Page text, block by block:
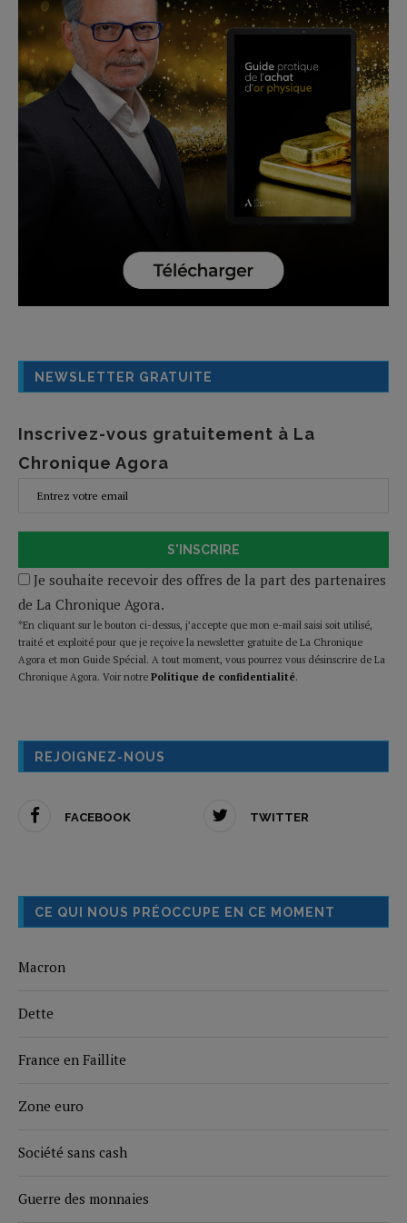
NEWSLETTER GRATUITE
Inscrivez-vous gratuitement à La
Chronique Agora
S'INSCRIRE
Je souhaite recevoir des offres de la part des partenaires
de La Chronique Agora.
*En cliquant sur le bouton ci-dessus, j’accepte que mon e-mail saisi soit utilisé,
traité et exploité pour que je reçoive la newsletter gratuite de La Chronique
Agora et mon Guide Spécial. A tout moment, vous pourrez vous désinscrire de La
Chronique Agora. Voir notre Politique de confidentialité.
REJOIGNEZ-NOUS
FACEBOOK TWITTER
CE QUI NOUS PRÉOCCUPE EN CE MOMENT
Macron
Dette
France en Faillite
Zone euro
Société sans cash
Guerre des monnaies